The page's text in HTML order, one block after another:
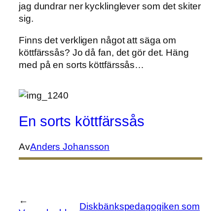
jag dundrar ner kycklinglever som det skiter
sig.
Finns det verkligen något att säga om
köttfärssås? Jo då fan, det gör det. Häng
med på en sorts köttfärssås…
En sorts köttfärssås
AvAnders Johansson
←
Diskbänkspedagogiken som